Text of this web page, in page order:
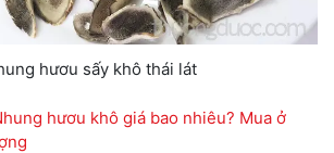
hươu sấy khô thái lát
hươu khô giá bao nhiêu? Mua ở